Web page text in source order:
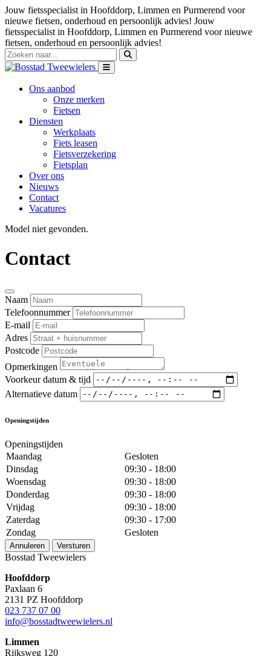
Jouw fietsspecialist in Hoofddorp, Limmen en Purmerend voor
nieuwe fietsen, onderhoud en persoonlijk advies! Jouw
fietsspecialist in Hoofddorp, Limmen en Purmerend voor nieuwe
fietsen, onderhoud en persoonlijk advies!
Ons aanbod
Onze merken
Fietsen
Diensten
Werkplaats
Fiets leasen
Fietsverzekering
Fietsplan
Over ons
Nieuws
Contact
Vacatures
Model niet gevonden.
Contact
Naam
Telefoonnummer
E-mail
Adres
Postcode
Opmerkingen
Voorkeur datum & tijd
Alternatieve datum
Openingstijden
Openingstijden
Maandag
Gesloten
Dinsdag
09:30 - 18:00
Woensdag
09:30 - 18:00
Donderdag
09:30 - 18:00
Vrijdag
09:30 - 18:00
Zaterdag
09:30 - 17:00
Zondag
Gesloten
Annuleren Versturen
Bosstad Tweewielers
Hoofddorp
Paxlaan 6
2131 PZ Hoofddorp
023 737 07 00
info@bosstadtweewielers.nl
Limmen
Rijksweg 120